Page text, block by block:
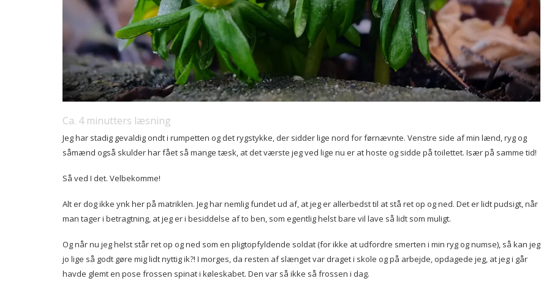
Ca. 4minutters læsning
Jeg har stadig gevaldig ondt i rumpetten og det rygstykke, der sidder lige nord for førnævnte. Venstre side af min lænd, ryg og
såmænd også skulder har fået så mange tæsk, at det værste jeg ved lige nu er at hoste og sidde på toilettet. Især på samme tid!
Så ved I det. Velbekomme!
Alt er dog ikke ynk her på matriklen. Jeg har nemlig fundet ud af, at jeg er allerbedst til at stå ret op og ned. Det er lidt pudsigt, når
man tager i betragtning, at jeg er i besiddelse af to ben, som egentlig helst bare vil lave så lidt som muligt.
Og når nu jeg helst står ret op og ned som en pligtopfyldende soldat (for ikke at udfordre smerten i min ryg og numse), så kan jeg
jo lige så godt gøre mig lidt nyttig ik?! I morges, da resten af slænget var draget i skole og på arbejde, opdagede jeg, at jeg i går
havde glemt en pose frossen spinat i køleskabet. Den var så ikke så frossen i dag.